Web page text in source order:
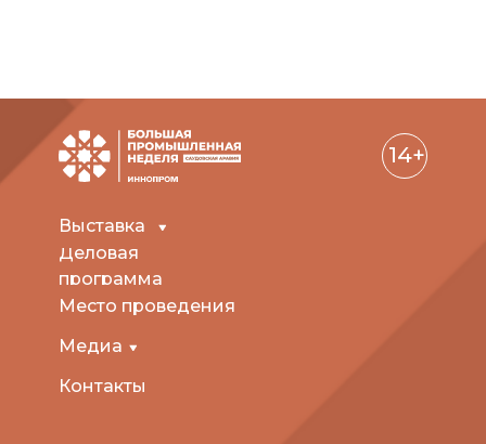
Контакты
Деловая
программа
14+
Место проведения
Медиа
Выставка